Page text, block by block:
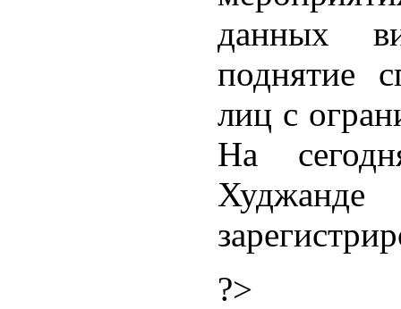
данных
поднятие
лиц с
На
?>